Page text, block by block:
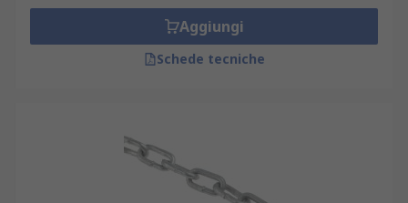
Aggiungi
Schede tecniche